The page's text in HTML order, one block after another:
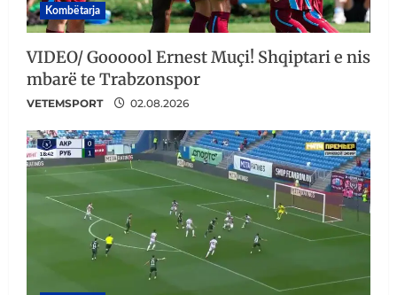
Kombëtarja
VIDEO/ Goooool Ernest Muçi! Shqiptari e nis
mbarë te Trabzonspor
VETEMSPORT 02.08.2026